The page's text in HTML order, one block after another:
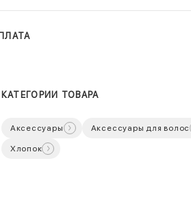
КАТЕГОРИИ ТОВАРА
Аксессуары Аксессуары для волос
Хлопок